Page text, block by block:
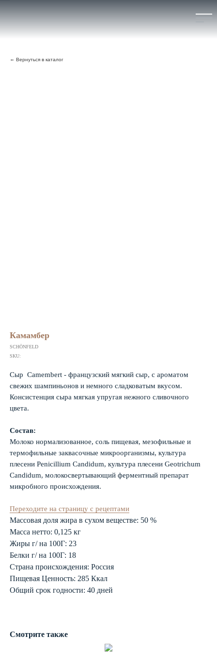
Вернуться в каталог
Камамбер
SCHÖNFELD
SKU:
Сыр Сamembert - французский мягкий сыр, с ароматом
свежих шампиньонов и немного сладковатым вкусом.
Консистенция сыра мягкая упругая нежного сливочного
цвета.
Состав:
Молоко нормализованное, соль пищевая, мезофильные и
термофильные заквасочные микроорганизмы, культура
плесени Penicillium Candidum, культура плесени Geotrichum
Candidum, молокосвертывающий ферментный препарат
микробного происхождения.
Переходите на страницу с рецептами
Массовая доля жира в сухом веществе: 50 %
Масса нетто: 0,125 кг
Жиры г/ на 100Г: 23
Белки г/ на 100Г: 18
Страна происхождения: Россия
Пищевая Ценность: 285 Ккал
Oбщий срок годности: 40 дней
Смотрите также